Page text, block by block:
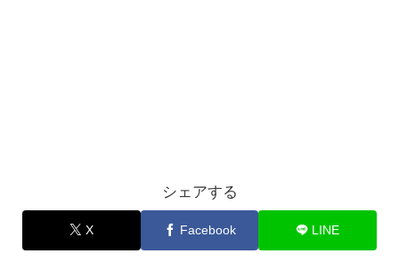
シェアする
X Facebook LINE